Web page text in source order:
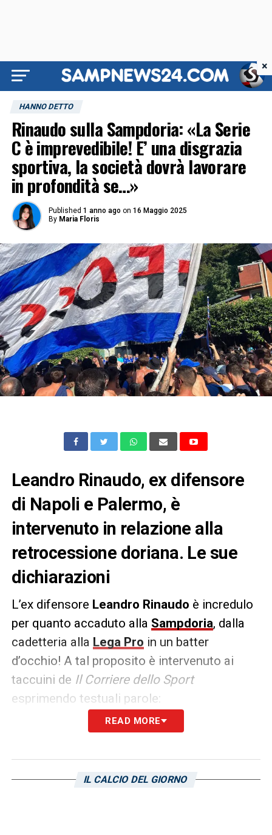
HANNO DETTO
Rinaudo sulla Sampdoria: «La Serie
C è imprevedibile! E’ una disgrazia
sportiva, la società dovrà lavorare
in profondità se…»
Published 1 anno ago on 16 Maggio 2025
By Maria Floris
Leandro Rinaudo, ex difensore
di Napoli e Palermo, è
intervenuto in relazione alla
retrocessione doriana. Le sue
dichiarazioni
L’ex difensore Leandro Rinaudo è incredulo
per quanto accaduto alla Sampdoria, dalla
cadetteria alla Lega Pro in un batter
d’occhio! A tal proposito è intervenuto ai
taccuini de Il Corriere dello Sport
esprimendo testuali parole:
«Una disgrazia calcistica che farà discutere
società dovrà lavorare in profondità se vuole
READ MORE
IL CALCIO DEL GIORNO
×